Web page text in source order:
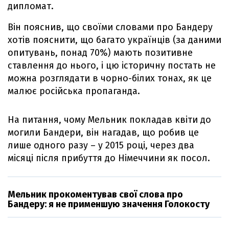
дипломат.
Він пояснив, що своїми словами про Бандеру
хотів пояснити, що багато українців (за даними
опитувань, понад 70%) мають позитивне
ставлення до нього, і цю історичну постать не
можна розглядати в чорно-білих тонах, як це
малює російська пропаганда.
На питання, чому Мельник покладав квіти до
могили Бандери, він нагадав, що робив це
лише одного разу – у 2015 році, через два
місяці після прибуття до Німеччини як посол.
Мельник прокоментував свої слова про
Бандеру: я не применшую значення Голокосту